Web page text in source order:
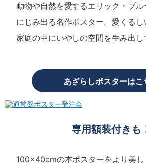
動物や自然を愛するエリック・ブ
にじみ出る名作ポスター。愛くるし
家庭の中にいやしの空間を生み出し
あざらしポスターはこ
専用額装付きも
100x40cmの本ポスターをより美し